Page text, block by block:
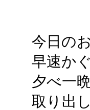
今日の
早速か
夕べ一
取り出し